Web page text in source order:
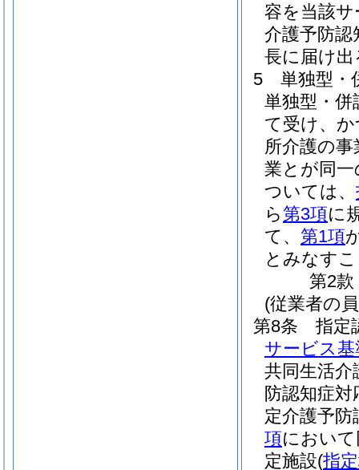
容を当該
介護予防認
長に届け
5
単独型・
単独型・併
て受け、
所介護の
業とが同
ついては、
ら第3項に
て、 第1項
とみなす
第2款
(従業者の
第8条
指定
サービス
共同生活介
防認知症
定介護予
項におい
定施設(指